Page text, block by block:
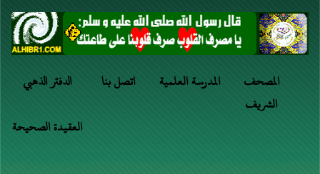
الدفتر الذهبي اتصل بنا المدرسة العلمية
المصحف
الشريف
العقيدة الصحيحة